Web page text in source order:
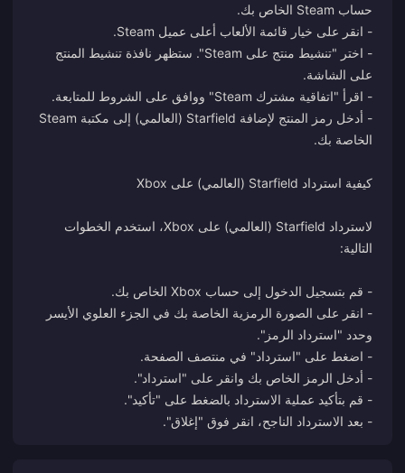
- اختر "تنشيط منتج على Steam". ستظهر نافذة تنشيط المنتج
- أدخل رمز المنتج لإضافة Starfield (العالمي) إلى مكتبة Steam
لاسترداد Starfield (العالمي) على Xbox، استخدم الخطوات
- انقر على الصورة الرمزية الخاصة بك في الجزء العلوي الأيسر
- بعد الاسترداد الناجح، انقر فوق "إغلاق".